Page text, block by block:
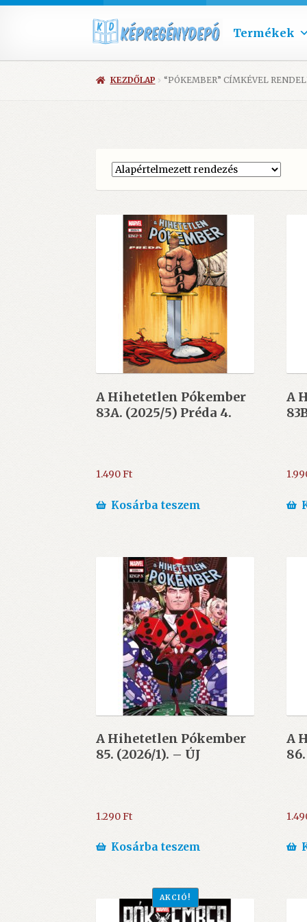
Termékek
KEZDŐLAP “PÓKEMBER” CÍMKÉVEL
A Hihetetlen Pókember
83A. (2025/5) Préda 4.
1.490Ft
Kosárba teszem
A
A Hihetetlen Pókember
85. (2026/1). – ÚJ
1.290Ft
Kosárba teszem
A
AKCIÓ!